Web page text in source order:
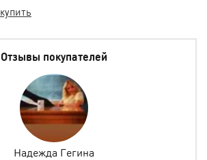
Отзывы покупателей
Надежда Гегина